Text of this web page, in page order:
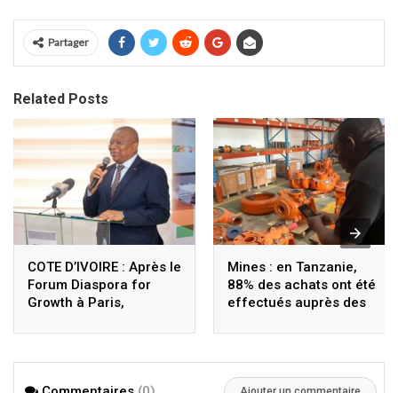
Partager
Related Posts
COTE D’IVOIRE : Après le
Forum Diaspora for
Growth à Paris,
Sigmicom à Abidjan
Mines : en Tanzanie,
88% des achats ont été
effectués auprès des